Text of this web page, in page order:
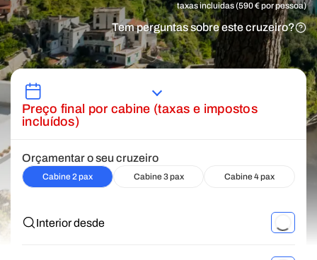
taxas incluidas (590 € por pessoa)
Tem perguntas sobre este cruzeiro?
Preço final por cabine (taxas e impostos
incluídos)
Orçamentar o seu cruzeiro
Cabine 2 pax Cabine 3 pax Cabine 4 pax
Interior desde